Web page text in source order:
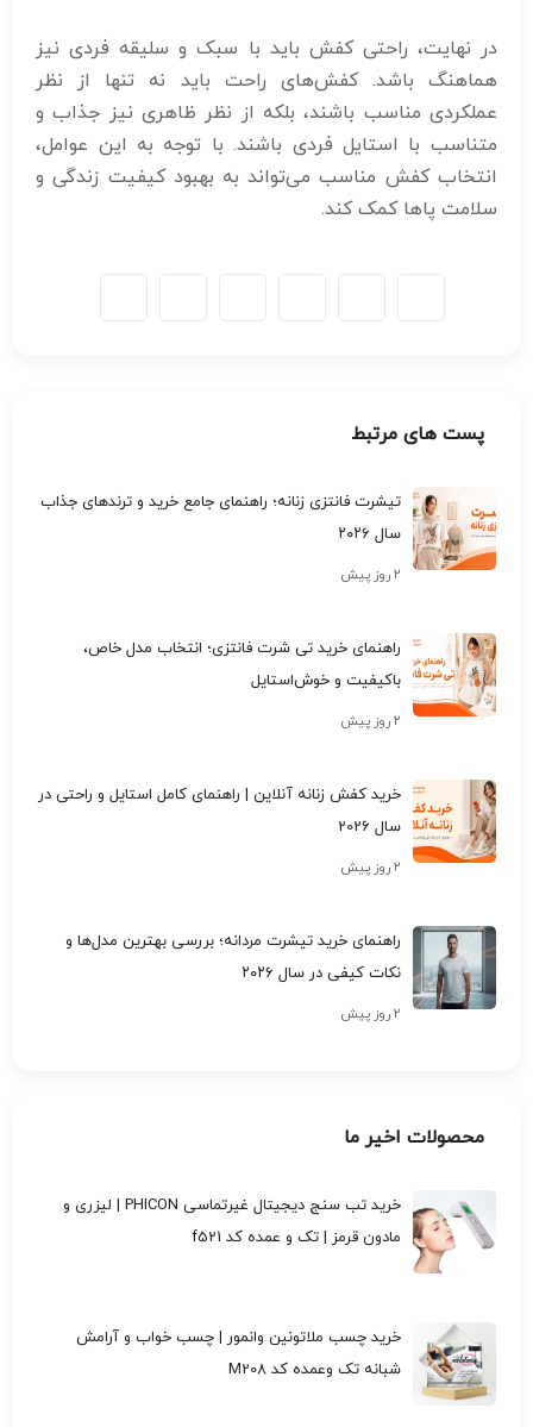
در نهایت، راحتی کفش باید با سبک و سلیقه فردی نیز
هماهنگ باشد. کفش‌های راحت باید نه تنها از نظر
عملکردی مناسب باشند، بلکه از نظر ظاهری نیز جذاب و
متناسب با استایل فردی باشند. با توجه به این عوامل،
انتخاب کفش مناسب می‌تواند به بهبود کیفیت زندگی و
سلامت پاها کمک کند.
پست های مرتبط
تیشرت فانتزی زنانه؛ راهنمای جامع خرید و ترندهای جذاب
سال ۲۰۲۶
۲ روز پیش
راهنمای خرید تی شرت فانتزی؛ انتخاب مدل خاص،
باکیفیت و خوش‌استایل
۲ روز پیش
خرید کفش زنانه آنلاین | راهنمای کامل استایل و راحتی در
سال 2026
۲ روز پیش
راهنمای خرید تیشرت مردانه؛ بررسی بهترین مدل‌ها و
نکات کیفی در سال ۲۰۲۶
۲ روز پیش
محصولات اخیر ما
خرید تب سنج دیجیتال غیرتماسی PHICON | لیزری و
مادون قرمز | تک و عمده کد f521
خرید چسب ملاتونین وانمور | چسب خواب و آرامش
شبانه تک وعمده کد M208